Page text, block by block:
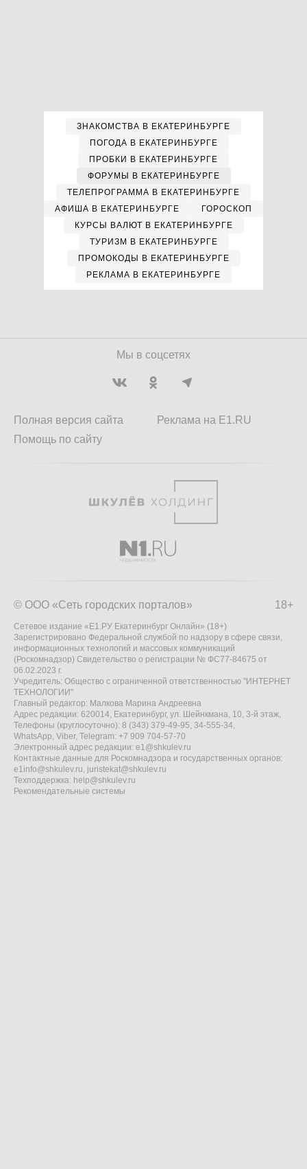
ЗНАКОМСТВА В ЕКАТЕРИНБУРГЕ
ПОГОДА В ЕКАТЕРИНБУРГЕ
ПРОБКИ В ЕКАТЕРИНБУРГЕ
ФОРУМЫ В ЕКАТЕРИНБУРГЕ
ТЕЛЕПРОГРАММА В ЕКАТЕРИНБУРГЕ
АФИША В ЕКАТЕРИНБУРГЕ
ГОРОСКОП
КУРСЫ ВАЛЮТ В ЕКАТЕРИНБУРГЕ
ТУРИЗМ В ЕКАТЕРИНБУРГЕ
ПРОМОКОДЫ В ЕКАТЕРИНБУРГЕ
РЕКЛАМА В ЕКАТЕРИНБУРГЕ
Мы в соцсетях
Полная версия сайта
Помощь по сайту
Реклама на E1.RU
18+
© ООО «Сеть городских порталов»
Сетевое издание «Е1.РУ Екатеринбург Онлайн» (18+)
Зарегистрировано Федеральной службой по надзору в сфере связи,
информационных технологий и массовых коммуникаций
(Роскомнадзор) Свидетельство о регистрации № ФС77-84675 от
06.02.2023 г.
Учредитель: Общество с ограниченной ответственностью "ИНТЕРНЕТ
ТЕХНОЛОГИИ"
Главный редактор: Малкова Марина Андреевна
Адрес редакции: 620014, Екатеринбург, ул. Шейнкмана, 10, 3-й этаж,
Телефоны (круглосуточно): 8 (343) 379-49-95, 34-555-34,
WhatsApp, Viber, Telegram: +7 909 704-57-70
Электронный адрес редакции: e1@shkulev.ru
Контактные данные для Роскомнадзора и государственных органов:
e1info@shkulev.ru, juristekat@shkulev.ru
Техподдержка: help@shkulev.ru
Рекомендательные системы